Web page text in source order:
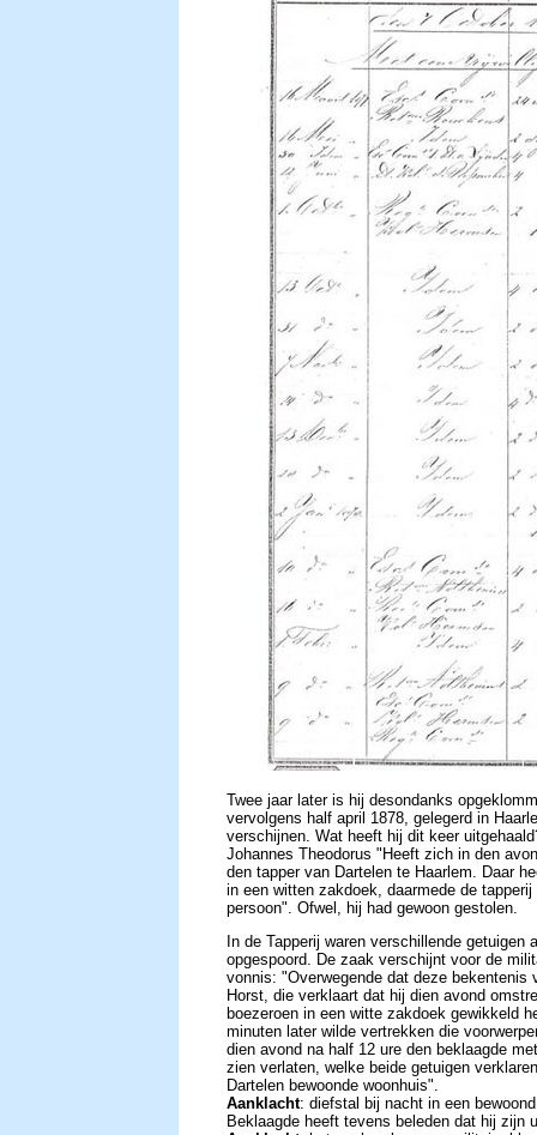
Twee jaar later is hij desondanks
vervolgens half april 1878, gelegerd in
verschijnen. Wat heeft hij dit keer
Johannes Theodorus "Heeft zich in den
den tapper van Dartelen te Haarlem. Daar
in een witten zakdoek, daarmede de
persoon". Ofwel, hij had gewoon gestolen.
In de Tapperij waren verschillende
opgespoord. De zaak verschijnt voor de
vonnis: "Overwegende dat deze bekentenis
Horst, die verklaart dat hij dien avond
boezeroen in een witte zakdoek gewikkeld
minuten later wilde vertrekken die
dien avond na half 12 ure den beklaagde
zien verlaten, welke beide getuigen
Dartelen bewoonde woonhuis".
Aanklacht: diefstal bij nacht in een
Beklaagde heeft tevens beleden dat hij zijn